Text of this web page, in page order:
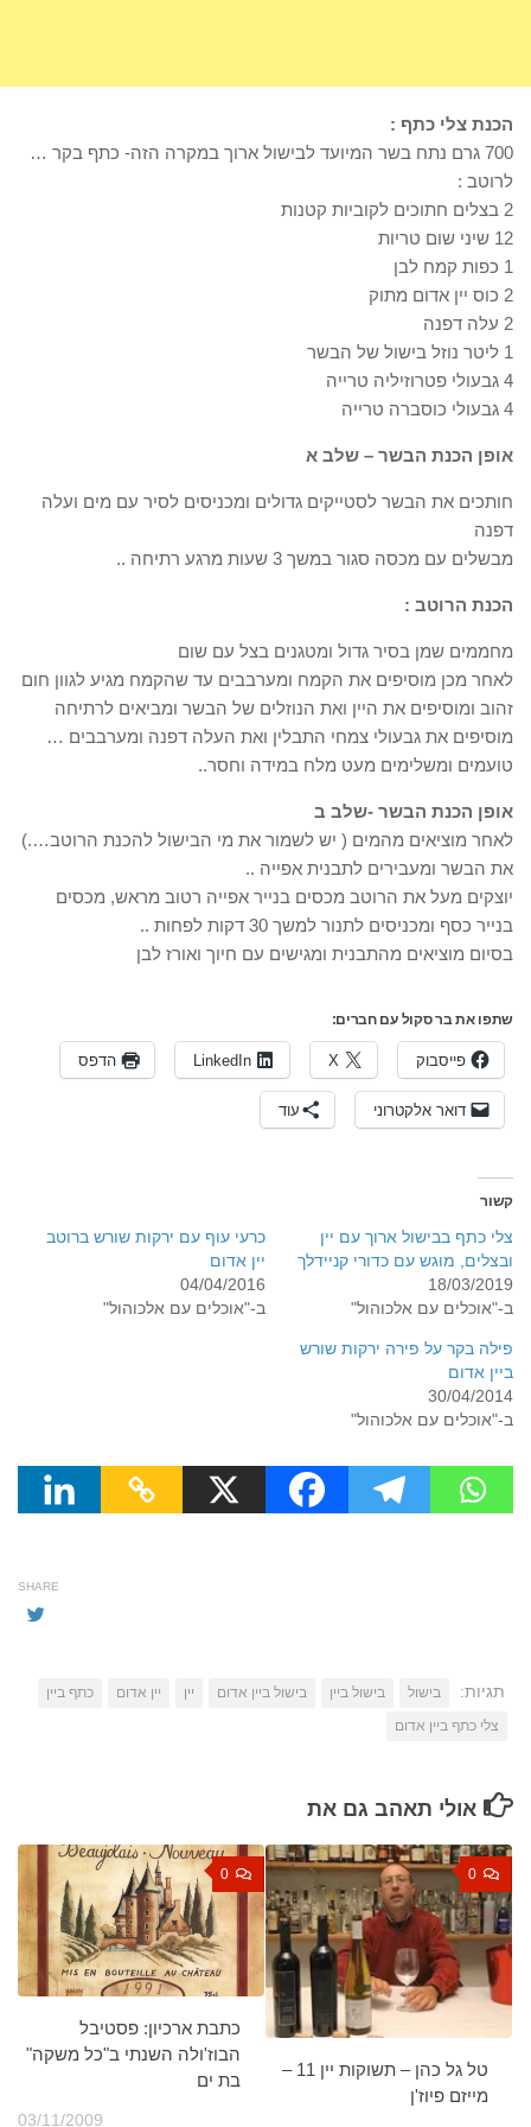
הכנת צלי כתף :
700 גרם נתח בשר המיועד לבישול ארוך במקרה הזה- כתף בקר …
לרוטב :
2 בצלים חתוכים לקוביות קטנות
12 שיני שום טריות
1 כפות קמח לבן
2 כוס יין אדום מתוק
2 עלה דפנה
1 ליטר נוזל בישול של הבשר
4 גבעולי פטרוזיליה טרייה
4 גבעולי כוסברה טרייה
אופן הכנת הבשר – שלב א
חותכים את הבשר לסטייקים גדולים ומכניסים לסיר עם מים ועלה
דפנה
מבשלים עם מכסה סגור במשך 3 שעות מרגע רתיחה ..
הכנת הרוטב :
מחממים שמן בסיר גדול ומטגנים בצל עם שום
לאחר מכן מוסיפים את הקמח ומערבבים עד שהקמח מגיע לגוון חום
זהוב ומוסיפים את היין ואת הנוזלים של הבשר ומביאים לרתיחה
מוסיפים את גבעולי צמחי התבלין ואת העלה דפנה ומערבבים …
טועמים ומשלימים מעט מלח במידה וחסר..
אופן הכנת הבשר -שלב ב
לאחר מוציאים מהמים ( יש לשמור את מי הבישול להכנת הרוטב….)
את הבשר ומעבירים לתבנית אפייה ..
יוצקים מעל את הרוטב מכסים בנייר אפייה רטוב מראש, מכסים
בנייר כסף ומכניסים לתנור למשך 30 דקות לפחות ..
בסיום מוציאים מהתבנית ומגישים עם חיוך ואורז לבן
שתפו את בר סקול עם חברים:
פייסבוק X
LinkedIn הדפס
דואר אלקטרוני עוד
קשור
צלי כתף בבישול ארוך עם יין
ובצלים, מוגש עם כדורי קניידלך
18/03/2019
ב-"אוכלים עם אלכוהול"
כרעי עוף עם ירקות שורש ברוטב
יין אדום
04/04/2016
ב-"אוכלים עם אלכוהול"
פילה בקר על פירה ירקות שורש
ביין אדום
30/04/2014
ב-"אוכלים עם אלכוהול"
SHARE
תגיות: בישול בישול ביין בישול ביין אדום יין יין אדום
כתף ביין
צלי כתף ביין אדום
אולי תאהב גם את
0
כתבת ארכיון: פסטיבל
הבוז'ולה השנתי ב"כל משקה"
בת ים
03/11/2009
0
טל גל כהן – תשוקות יין 11 –
מייזם פיוז'ן